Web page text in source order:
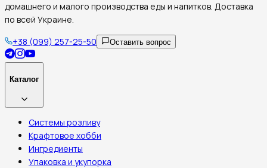
домашнего и малого производства еды и напитков. Доставка
по всей Украине.
+38 (099) 257-25-50
Оставить вопрос
Каталог
Системы розливу
Крафтовое хобби
Ингредиенты
Упаковка и укупорка